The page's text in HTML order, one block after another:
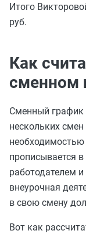
Итого
руб.
Как
сменном
Сменный график
нескольких
необходимостью
прописывается
работодателем
внеурочная
в свою смену
Вот как